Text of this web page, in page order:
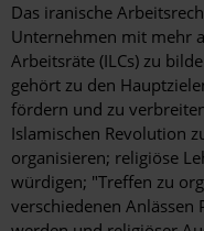
Hintergrund
Das iranische
Unternehmen mit mehr
Arbeitsräte (ILCs) zu
gehört zu den
fördern und zu
Islamischen Revolution
organisieren; religiöse
würdigen; "Treffen zu
verschiedenen Anlässen